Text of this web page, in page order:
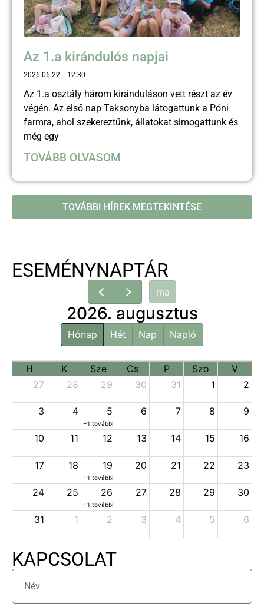
Az 1.a kirándulós napjai
2026.06.22. 12:30
Az 1.a osztály három kiránduláson vett részt az év
végén. Az első nap Taksonyba látogattunk a Póni
farmra, ahol szekereztünk, állatokat simogattunk és
még egy
TOVÁBB OLVASOM
TOVÁBBI HÍREK MEGTEKINTÉSE
ESEMÉNYNAPTÁR
ma
2026. augusztus
Hónap Hét Nap Napló
H K Sze Cs P Szo
V
27
28 29 30 31 1 2
3 4 5
+1 további
6 7 8 9
10 11 12 13 14 15 16
17 18 19
+1 további
20 21 22 23
24 25 26
+1 további
27 28 29 30
31 1 2 3 4 5 6
KAPCSOLAT